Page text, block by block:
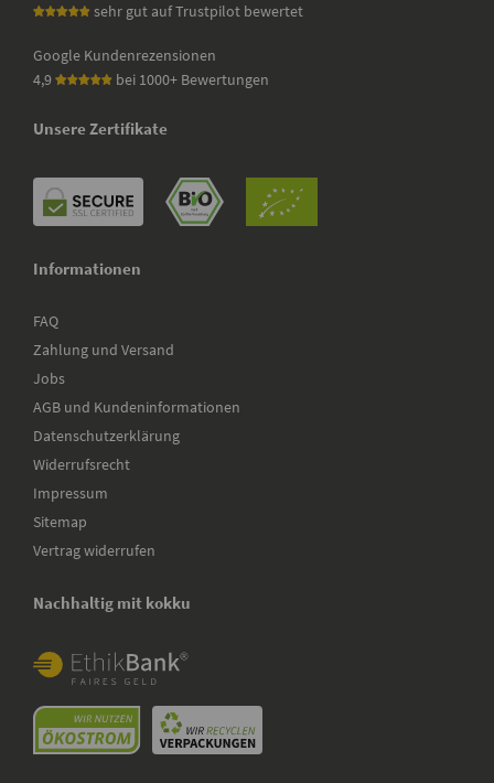
sehr gut auf Trustpilot bewertet
Google Kundenrezensionen
4,9
bei 1000+ Bewertungen
Unsere Zertifikate
Informationen
FAQ
Zahlung und Versand
Jobs
AGB und Kundeninformationen
Datenschutzerklärung
Widerrufsrecht
Impressum
Sitemap
Vertrag widerrufen
Nachhaltig mit kokku